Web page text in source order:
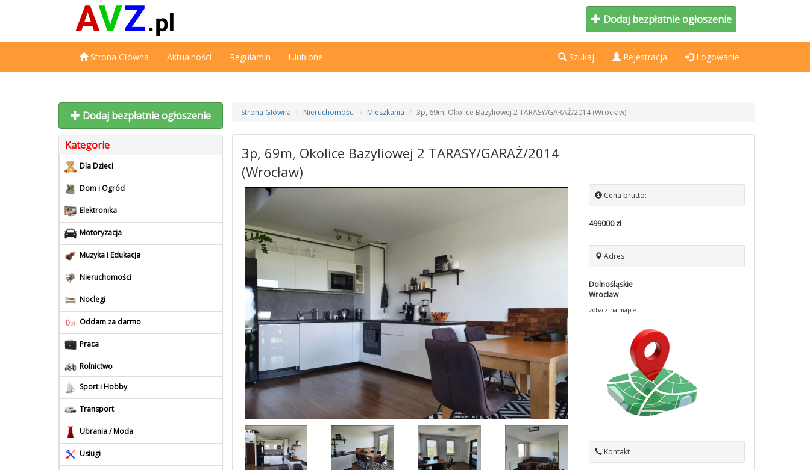
Dodaj bezpłatnie ogłoszenie
Strona Główna Aktualności Regulamin Ulubione Szukaj Rejestracja Logowanie
Dodaj bezpłatnie ogłoszenie
Kategorie
Dla Dzieci
Dom i Ogród
Elektronika
Motoryzacja
Muzyka i Edukacja
Nieruchomości
Noclegi
Oddam za darmo
Praca
Rolnictwo
Sport i Hobby
Transport
Ubrania / Moda
Usługi
Strona Główna Nieruchomości Mieszkania 3p, 69m, Okolice Bazyliowej 2 TARASY/GARAŻ/2014 (Wrocław)
3p, 69m, Okolice Bazyliowej 2 TARASY/GARAŻ/2014
(Wrocław)
Cena brutto:
499000 zł
Adres
Dolnośląskie
Wrocław
zobacz na mapie
Kontakt